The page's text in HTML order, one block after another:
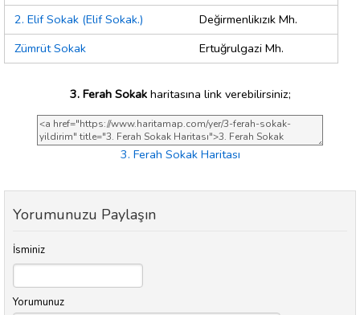
2. Elif Sokak (Elif Sokak.)
Değirmenlikızık Mh.
Zümrüt Sokak
Ertuğrulgazi Mh.
3. Ferah Sokakharitasına link verebilirsiniz;
3. Ferah Sokak Haritası
Yorumunuzu Paylaşın
İsminiz
Yorumunuz